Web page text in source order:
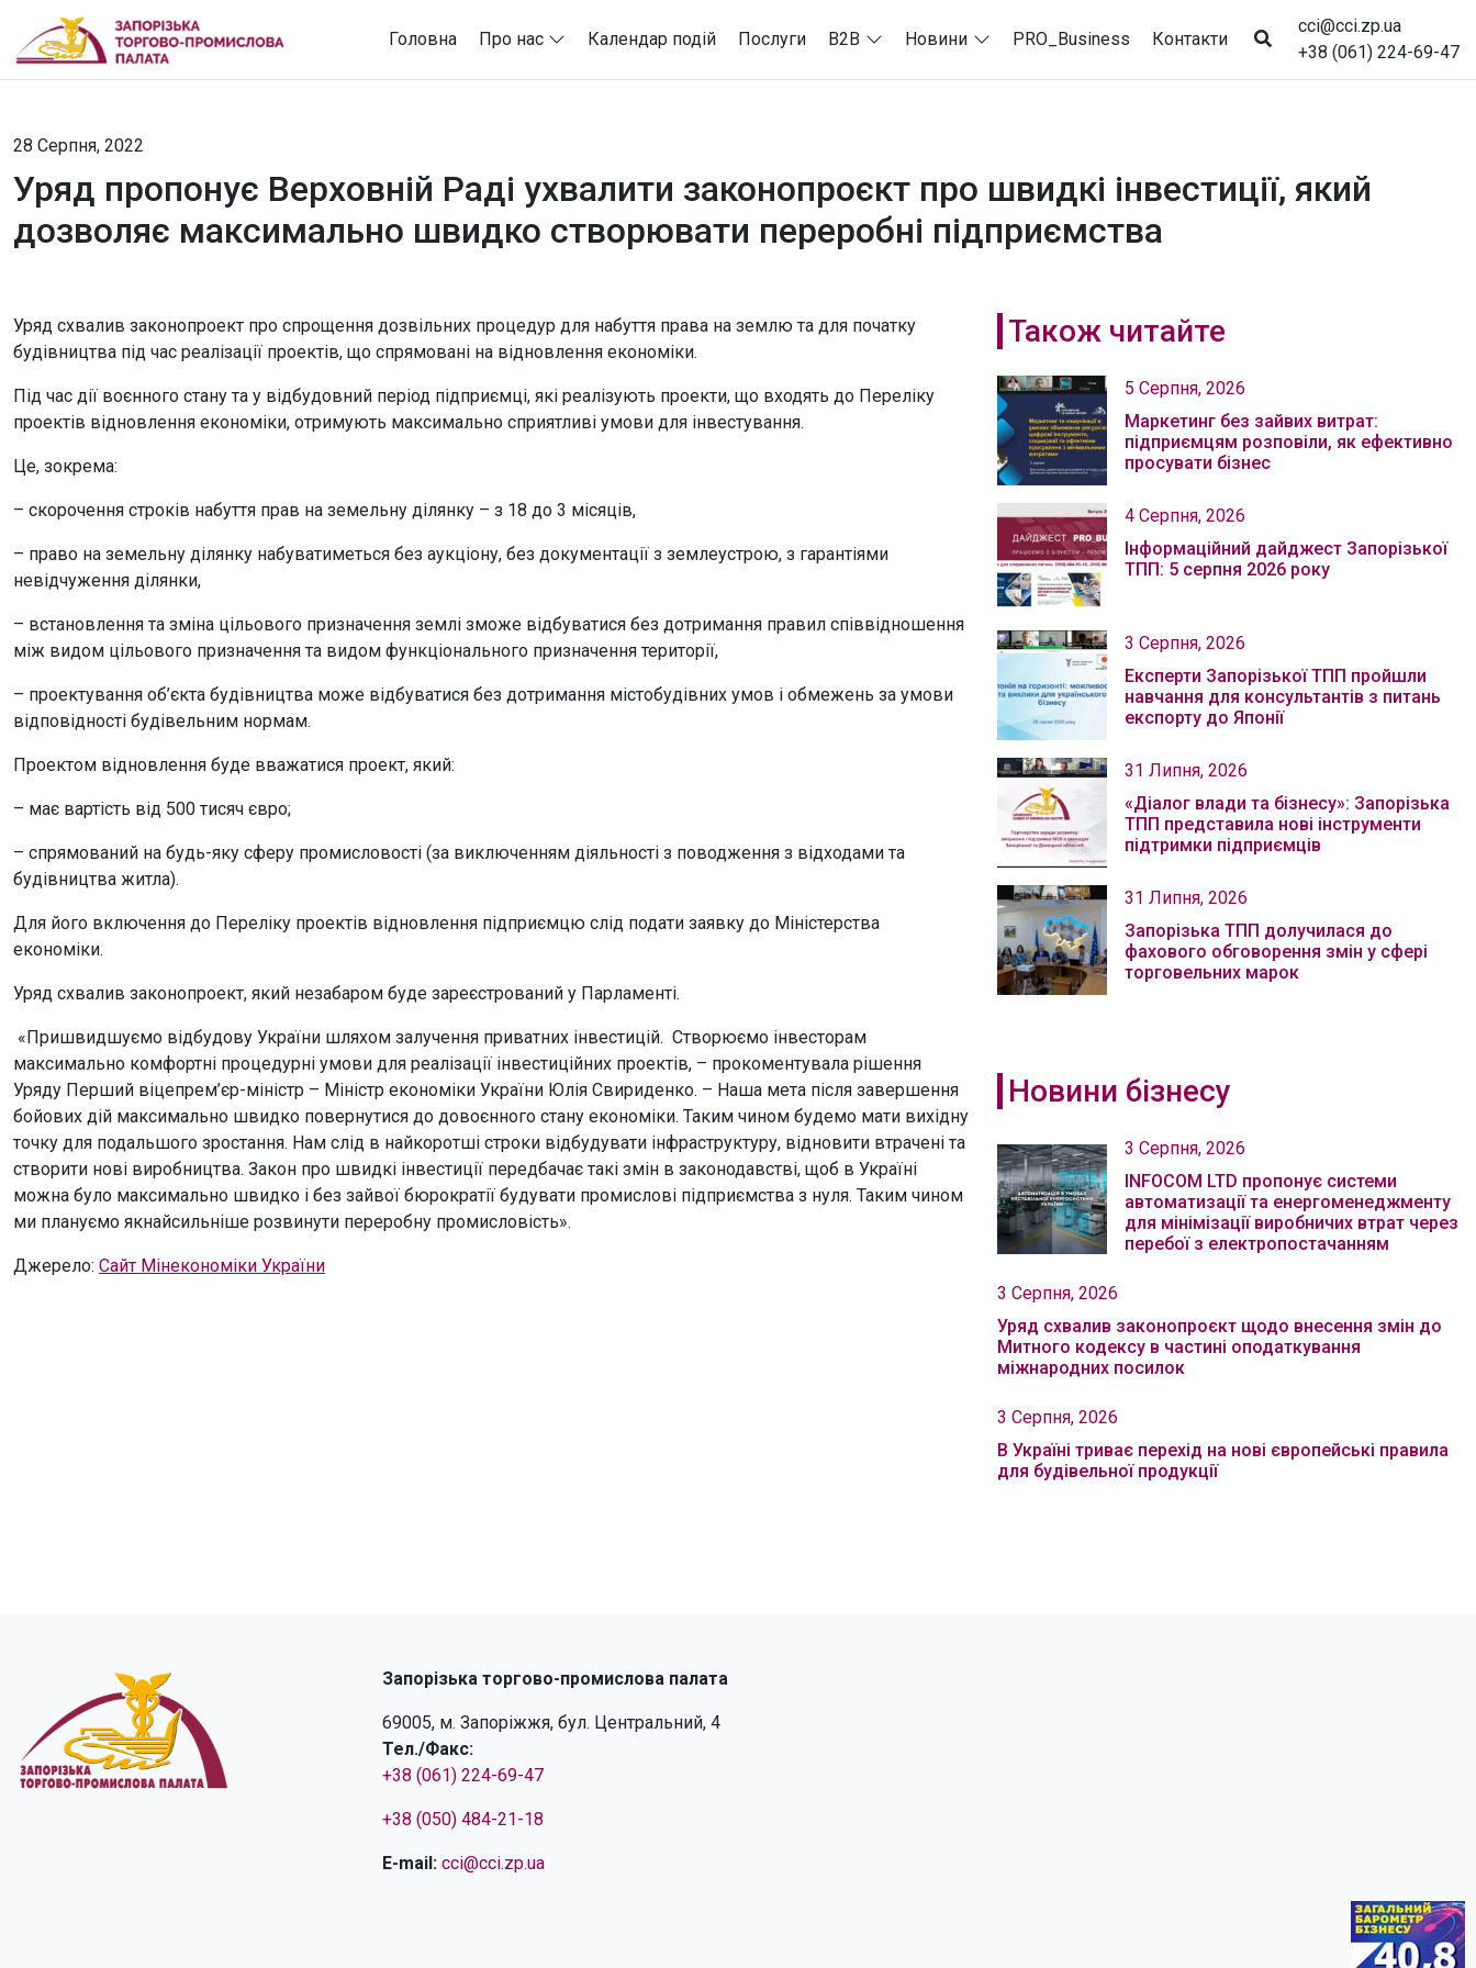
Головна Про нас Календар подій Послуги B2B Новини PRO_Business Контакти
cci@cci.zp.ua
+38 (061) 224-69-47
28 Серпня, 2022
Уряд пропонує Верховній Раді ухвалити законопроєкт про швидкі інвестиції, який
дозволяє максимально швидко створювати переробні підприємства
Уряд схвалив законопроект про спрощення дозвільних процедур для набуття права на землю та для початку
будівництва під час реалізації проектів, що спрямовані на відновлення економіки.
Під час дії воєнного стану та у відбудовний період підприємці, які реалізують проекти, що входять до Переліку
проектів відновлення економіки, отримують максимально сприятливі умови для інвестування.
Це, зокрема:
– скорочення строків набуття прав на земельну ділянку – з 18 до 3 місяців,
– право на земельну ділянку набуватиметься без аукціону, без документації з землеустрою, з гарантіями
невідчуження ділянки,
– встановлення та зміна цільового призначення землі зможе відбуватися без дотримання правил співвідношення
між видом цільового призначення та видом функціонального призначення території,
– проектування об’єкта будівництва може відбуватися без дотримання містобудівних умов і обмежень за умови
відповідності будівельним нормам.
Проектом відновлення буде вважатися проект, який:
– має вартість від 500 тисяч євро;
– спрямований на будь-яку сферу промисловості (за виключенням діяльності з поводження з відходами та
будівництва житла).
Для його включення до Переліку проектів відновлення підприємцю слід подати заявку до Міністерства
економіки.
Уряд схвалив законопроект, який незабаром буде зареєстрований у Парламенті.
«Пришвидшуємо відбудову України шляхом залучення приватних інвестицій. Створюємо інвесторам
максимально комфортні процедурні умови для реалізації інвестиційних проектів, – прокоментувала рішення
Уряду Перший віцепрем’єр-міністр – Міністр економіки України Юлія Свириденко. – Наша мета після завершення
бойових дій максимально швидко повернутися до довоєнного стану економіки. Таким чином будемо мати вихідну
точку для подальшого зростання. Нам слід в найкоротші строки відбудувати інфраструктуру, відновити втрачені та
створити нові виробництва. Закон про швидкі інвестиції передбачає такі змін в законодавстві, щоб в Україні
можна було максимально швидко і без зайвої бюрократії будувати промислові підприємства з нуля. Таким чином
ми плануємо якнайсильніше розвинути переробну промисловість».
Джерело: Сайт Мінекономіки України
Також читайте
5 Серпня, 2026
Маркетинг без зайвих витрат:
підприємцям розповіли, як ефективно
просувати бізнес
4 Серпня, 2026
Інформаційний дайджест Запорізької
ТПП: 5 серпня 2026 року
3 Серпня, 2026
Експерти Запорізької ТПП пройшли
навчання для консультантів з питань
експорту до Японії
31 Липня, 2026
«Діалог влади та бізнесу»: Запорізька
ТПП представила нові інструменти
підтримки підприємців
31 Липня, 2026
Запорізька ТПП долучилася до
фахового обговорення змін у сфері
торговельних марок
Новини бізнесу
3 Серпня, 2026
INFOCOM LTD пропонує системи
автоматизації та енергоменеджменту
для мінімізації виробничих втрат через
перебої з електропостачанням
3 Серпня, 2026
Уряд схвалив законопроєкт щодо внесення змін до
Митного кодексу в частині оподаткування
міжнародних посилок
3 Серпня, 2026
В Україні триває перехід на нові європейські правила
для будівельної продукції
Запорізька торгово-промислова палата
69005, м. Запоріжжя, бул. Центральний, 4
Тел./Факс:
+38 (061) 224-69-47
+38 (050) 484-21-18
E-mail: cci@cci.zp.ua